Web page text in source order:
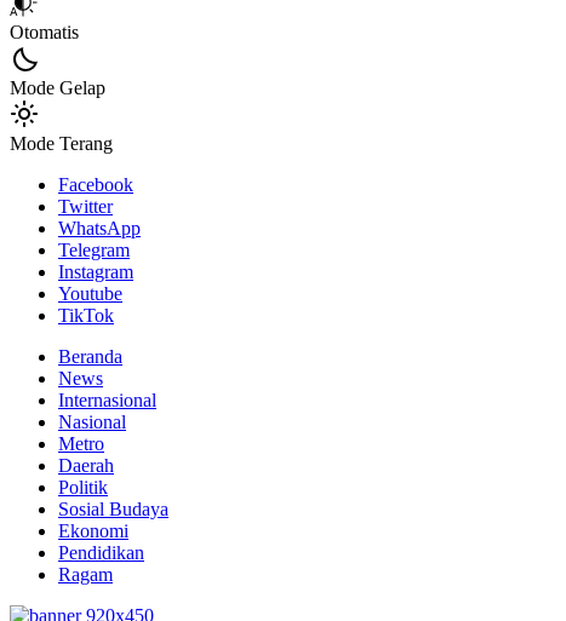
Otomatis
Mode Gelap
Mode Terang
Facebook
Twitter
WhatsApp
Telegram
Instagram
Youtube
TikTok
Beranda
News
Internasional
Nasional
Metro
Daerah
Politik
Sosial Budaya
Ekonomi
Pendidikan
Ragam